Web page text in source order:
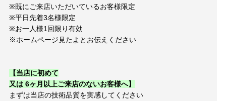
052-693-5788
※既にご来店いただいているお客様限定
※平日先着3名様限定
※お一人様1 回限り有効
※ホームページ見たよとお伝えください
【当店に初めて
又は 6ヶ月以上ご来店のないお客様へ】
まずは当店の技術品質を実感してください